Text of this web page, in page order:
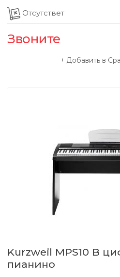
Отсутствет
Звоните
Добавить в
Kurzweil MPS10 B
пианино